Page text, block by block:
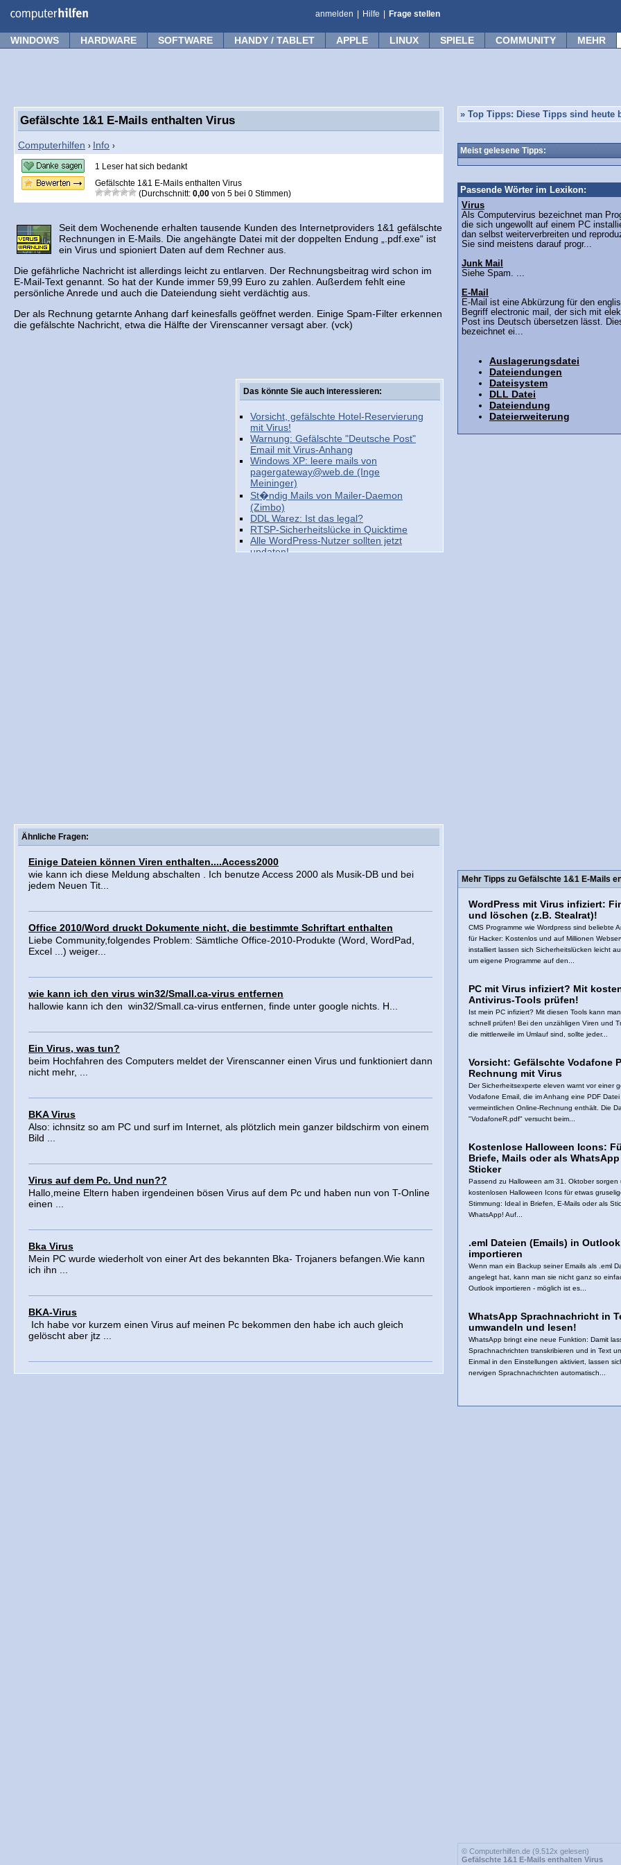
anmelden Hilfe Frage stellen
WINDOWS HARDWARE SOFTWARE HANDY / TABLET APPLE LINUX SPIELE COMMUNITY MEHR
Gefälschte 1&1 E-Mails enthalten Virus
Computerhilfen › Info ›
1 Leser hat sich bedankt
Gefälschte 1&1 E-Mails enthalten Virus
(Durchschnitt: 0,00 von 5 bei 0 Stimmen)
Seit dem Wochenende erhalten tausende Kunden des Internetproviders 1&1 gefälschte
Rechnungen in E-Mails. Die angehängte Datei mit der doppelten Endung „.pdf.exe“ ist
ein Virus und spioniert Daten auf dem Rechner aus.
Die gefährliche Nachricht ist allerdings leicht zu entlarven. Der Rechnungsbeitrag wird schon im
E-Mail-Text genannt. So hat der Kunde immer 59,99 Euro zu zahlen. Außerdem fehlt eine
persönliche Anrede und auch die Dateiendung sieht verdächtig aus.
Der als Rechnung getarnte Anhang darf keinesfalls geöffnet werden. Einige Spam-Filter erkennen
die gefälschte Nachricht, etwa die Hälfte der Virenscanner versagt aber. (vck)
Das könnte Sie auch interessieren:
Vorsicht, gefälschte Hotel-Reservierung
mit Virus!
Warnung: Gefälschte "Deutsche Post"
Email mit Virus-Anhang
Windows XP: leere mails von
pagergateway@web.de (Inge
Meininger)
St�ndig Mails von Mailer-Daemon
(Zimbo)
DDL Warez: Ist das legal?
RTSP-Sicherheitslücke in Quicktime
Alle WordPress-Nutzer sollten jetzt
updaten!
Ähnliche Fragen:
Einige Dateien können Viren enthalten....Access2000
wie kann ich diese Meldung abschalten . Ich benutze Access 2000 als Musik-DB und bei
jedem Neuen Tit...
Office 2010/Word druckt Dokumente nicht, die bestimmte Schriftart enthalten
Liebe Community,folgendes Problem: Sämtliche Office-2010-Produkte (Word, WordPad,
Excel ...) weiger...
wie kann ich den virus win32/Small.ca-virus entfernen
hallowie kann ich den win32/Small.ca-virus entfernen, finde unter google nichts. H...
Ein Virus, was tun?
beim Hochfahren des Computers meldet der Virenscanner einen Virus und funktioniert dann
nicht mehr, ...
BKA Virus
Also: ichnsitz so am PC und surf im Internet, als plötzlich mein ganzer bildschirm von einem
Bild ...
Virus auf dem Pc. Und nun??
Hallo,meine Eltern haben irgendeinen bösen Virus auf dem Pc und haben nun von T-Online
einen ...
Bka Virus
Mein PC wurde wiederholt von einer Art des bekannten Bka- Trojaners befangen.Wie kann
ich ihn ...
BKA-Virus
Ich habe vor kurzem einen Virus auf meinen Pc bekommen den habe ich auch gleich
gelöscht aber jtz ...
» Top Tipps: Diese Tipps sind heute
Meist gelesene Tipps:
Passende Wörter im Lexikon:
Virus
Als Computervirus bezeichnet man
die sich ungewollt auf einem PC
dan selbst weiterverbreiten und
Sie sind meistens darauf progr...
Junk Mail
Siehe Spam. ...
E-Mail
E-Mail ist eine Abkürzung für den
Begriff electronic mail, der sich mit
Post ins Deutsch übersetzen lässt.
bezeichnet ei...
Auslagerungsdatei
Dateiendungen
Dateisystem
DLL Datei
Dateiendung
Dateierweiterung
Mehr Tipps zu Gefälschte 1&1 E-Mails
WordPress mit Virus infiziert:
und löschen (z.B. Stealrat)!
CMS Programme wie Wordpress sind beliebte
für Hacker: Kostenlos und auf Millionen
installiert lassen sich Sicherheitslücken leicht
um eigene Programme auf den...
PC mit Virus infiziert? Mit
Antivirus-Tools prüfen!
Ist mein PC infiziert? Mit diesen Tools kann
schnell prüfen! Bei den unzähligen Viren und
die mittlerweile im Umlauf sind, sollte jeder...
Vorsicht: Gefälschte Vodafone
Rechnung mit Virus
Der Sicherheitsexperte eleven warnt vor einer
Vodafone Email, die im Anhang eine PDF Datei
vermeintlichen Online-Rechnung enthält. Die
"VodafoneR.pdf" versucht beim...
Kostenlose Halloween Icons:
Briefe, Mails oder als WhatsApp
Sticker
Passend zu Halloween am 31. Oktober sorgen
kostenlosen Halloween Icons für etwas
Stimmung: Ideal in Briefen, E-Mails oder als
WhatsApp! Auf...
.eml Dateien (Emails) in Outlook
importieren
Wenn man ein Backup seiner Emails als .eml
angelegt hat, kann man sie nicht ganz so
Outlook importieren - möglich ist es...
WhatsApp Sprachnachricht in
umwandeln und lesen!
WhatsApp bringt eine neue Funktion: Damit
Sprachnachrichten transkribieren und in Text
Einmal in den Einstellungen aktiviert, lassen
nervigen Sprachnachrichten automatisch...
© Computerhilfen.de (9.512x gelesen)
Gefälschte 1&1 E-Mails enthalten Virus